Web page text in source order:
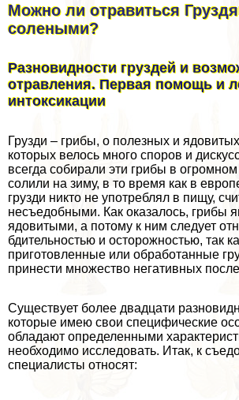
Можно ли отравиться
солеными?
Разновидности груздей и
отравления. Первая помощь и
интоксикации
Грузди – грибы, о полезных и
которых велось много споров и
всегда собирали эти грибы в
солили на зиму, в то время как в
грузди никто не употрeблял в пищу,
несъедобными. Как оказалось, грибы
ядовитыми, а потому к ним следует
бдительностью и осторожностью, так
приготовленные или обработанные
принести множество негативных
Существует более двадцати
которые имею свои специфические
обладают определенными
необходимо исследовать. Итак, к
специалисты относят: